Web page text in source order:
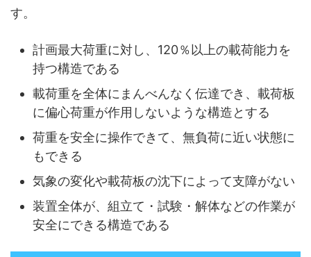
す。
計画最大荷重に対し、120％以上の載荷能力を
持つ構造である
載荷重を全体にまんべんなく伝達でき、載荷板
に偏心荷重が作用しないような構造とする
荷重を安全に操作できて、無負荷に近い状態に
もできる
気象の変化や載荷板の沈下によって支障がない
装置全体が、組立て・試験・解体などの作業が
安全にできる構造である